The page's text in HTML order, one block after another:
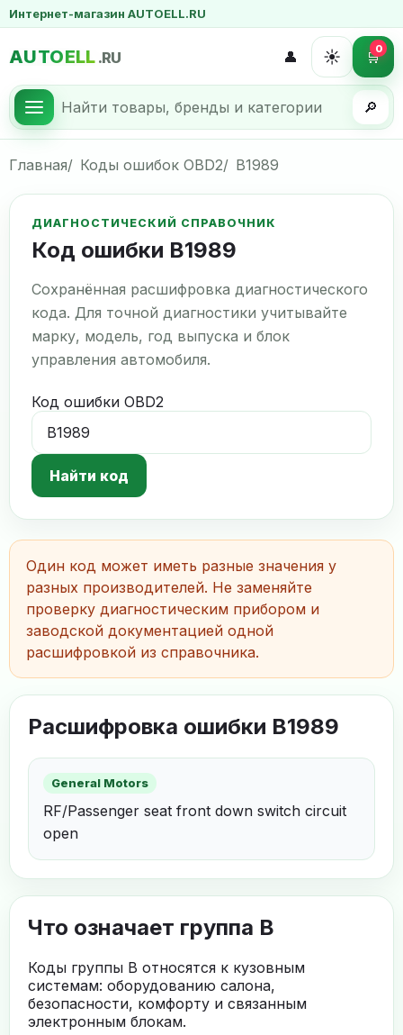
Интернет-магазин AUTOELL.RU
AUTOELL .RU
🔎
👤 ☀️ 🛒0
Главная Коды ошибок OBD2 B1989
ДИАГНОСТИЧЕСКИЙ СПРАВОЧНИК
Код ошибки B1989
Сохранённая расшифровка диагностического
кода. Для точной диагностики учитывайте
марку, модель, год выпуска и блок
управления автомобиля.
Код ошибки OBD2
Найти код
Один код может иметь разные значения у
разных производителей. Не заменяйте
проверку диагностическим прибором и
заводской документацией одной
расшифровкой из справочника.
Расшифровка ошибки B1989
General Motors
RF/Passenger seat front down switch circuit
open
Что означает группа B
Коды группы B относятся к кузовным
системам: оборудованию салона,
безопасности, комфорту и связанным
электронным блокам.